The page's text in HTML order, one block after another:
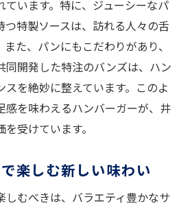
ランスメニュー
好家必見井田川駅で味わう特別
シピの魅力
秘伝の味
理法と食材選び
る人気の秘密
出の絶品ハンバーガー
ています。特に、ジューシーなパ
つ特製ソースは、訪れる人々の舌
た、パンにもこだわりがあり、
同開発した特注のバンズは、ハン
を絶妙に整えています。このよ
感を味わえるハンバーガーが、井
受けています。
楽しむ新しい味わい
しむべきは、バラエティ豊かなサ